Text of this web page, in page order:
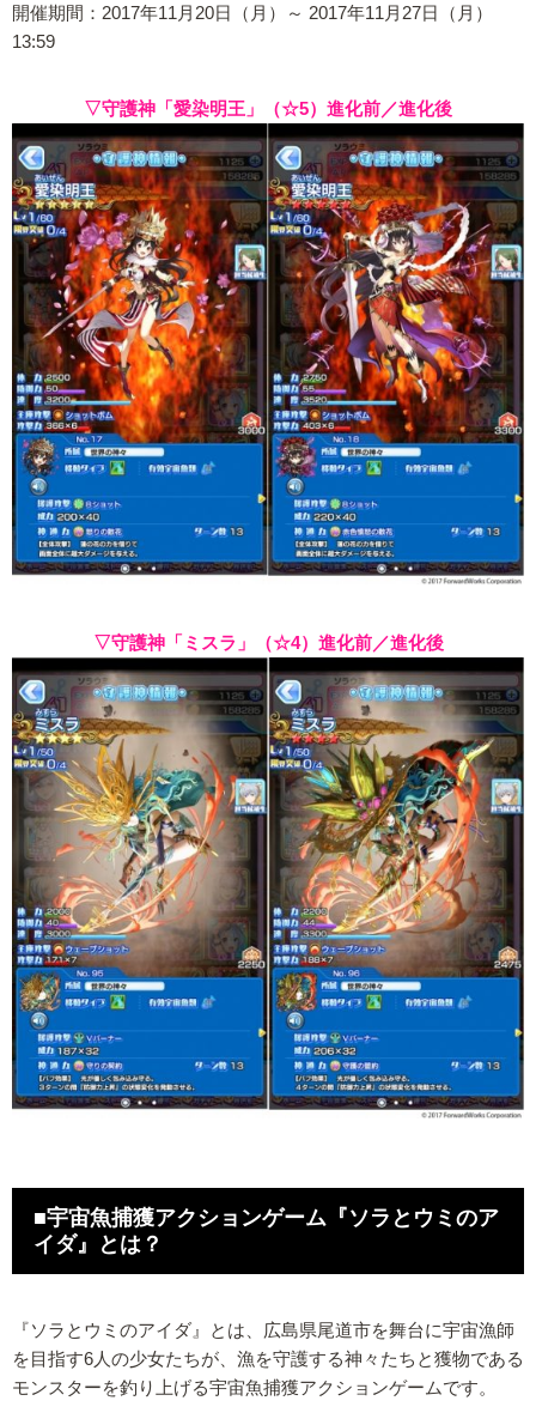
開催期間：2017年11月20日（月）～ 2017年11月27日（月）
13:59
▽守護神「愛染明王」（☆5）進化前／進化後
▽守護神「ミスラ」（☆4）進化前／進化後
■宇宙魚捕獲アクションゲーム『ソラとウミのア
イダ』とは？
『ソラとウミのアイダ』とは、広島県尾道市を舞台に宇宙漁師
を目指す6人の少女たちが、漁を守護する神々たちと獲物である
モンスターを釣り上げる宇宙魚捕獲アクションゲームです。